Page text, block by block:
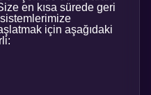
en kısa sürede geri
için aşağıdaki